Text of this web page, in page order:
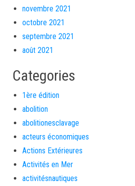
novembre 2021
octobre 2021
septembre 2021
août 2021
Categories
1ère édition
abolition
abolitionesclavage
acteurs économiques
Actions Extérieures
Activités en Mer
activitésnautiques